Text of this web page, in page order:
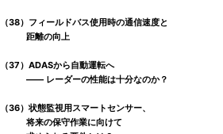
（38）フィールドバス使用時の通信速度と
距離の向上
（37）ADASから自動運転へ
―― レーダーの性能は十分なのか？
（36）状態監視用スマートセンサー、
将来の保守作業に向けて